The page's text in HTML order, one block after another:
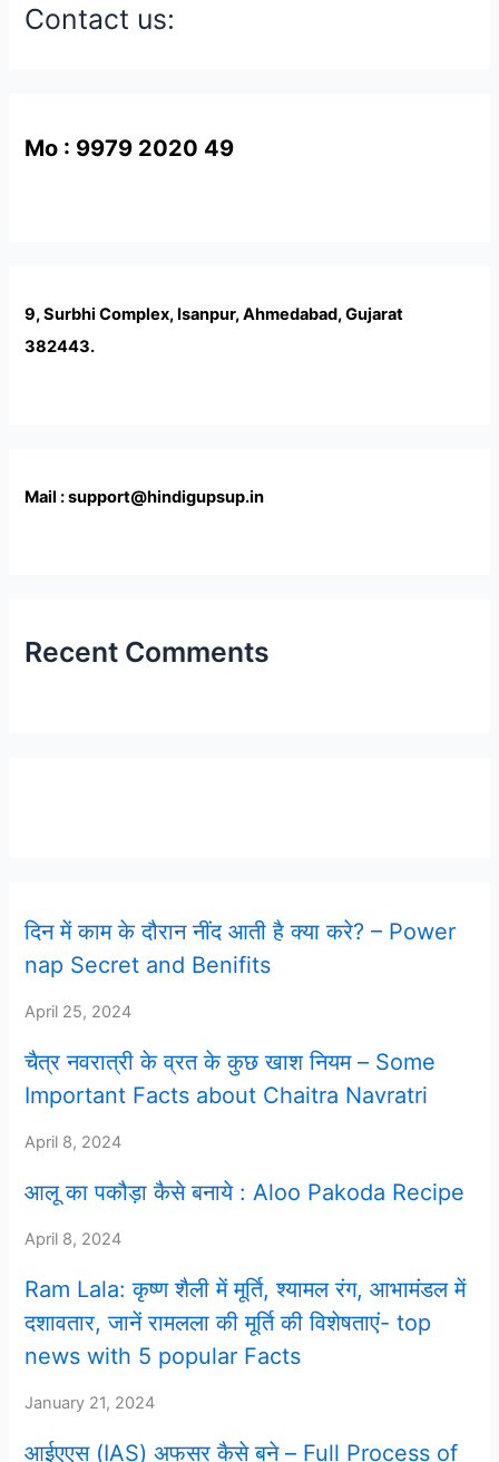
Contact us:
Mo : 9979 2020 49
9, Surbhi Complex, Isanpur, Ahmedabad, Gujarat
382443.
Mail : support@hindigupsup.in
Recent Comments
दिन में काम के दौरान नींद आती है क्या करे? – Power
nap Secret and Benifits
April 25, 2024
चैत्र नवरात्री के व्रत के कुछ खाश नियम – Some
Important Facts about Chaitra Navratri
April 8, 2024
आलू का पकौड़ा कैसे बनाये : Aloo Pakoda Recipe
April 8, 2024
Ram Lala: कृष्ण शैली में मूर्ति, श्यामल रंग, आभामंडल में
दशावतार, जानें रामलला की मूर्ति की विशेषताएं- top
news with 5 popular Facts
January 21, 2024
आईएएस (IAS) अफसर कैसे बने – Full Process of